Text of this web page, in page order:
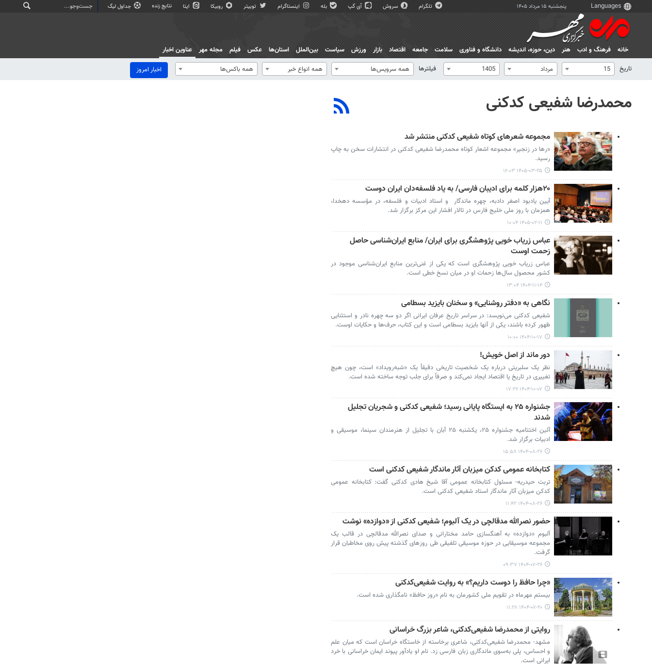
پنجشنبه ۱۵ مرداد ۱۴۰۵ تلگرام سروش آی گپ بله اینستاگرام توییتر روبیکا ایتا نتایج زنده جداول لیگ
خانه فرهنگ و ادب هنر دين، حوزه، انديشه دانشگاه و فناوری سلامت جامعه اقتصاد بازار ورزش سیاست بین‌الملل استان‌ها عکس فیلم مجله مهر
عناوین اخبار
تاریخ
15 مرداد 1405 فیلترها همه سرویس‌ها همه انواع خبر همه باکس‌ها اخبار امروز
محمدرضا شفیعی کدکنی
مجموعه شعرهای کوتاه شفیعی کدکنی منتشر شد
«رها در زنجیر» مجموعه اشعار کوتاه محمدرضا شفیعی کدکنی در انتشارات سخن به چاپ
رسید.
۱۴۰۵-۰۳-۲۵ ۱۶:۰۳
۲۰هزار کلمه برای ادیبان فارسی/ به یاد فلسفه‌دان ایران دوست
آیین یادبود اصغر دادبه، چهره ماندگار و استاد ادبیات و فلسفه، در مؤسسه دهخدا،
همزمان با روز ملی خلیج فارس در تالار افشار این مرکز برگزار شد.
۱۴۰۵-۰۲-۱۱ ۱۰:۰۴
عباس زریاب خویی پژوهشگری برای ایران/ منابع ایران‌شناسی حاصل
زحمت اوست
عباس زریاب خویی پژوهشگری است که یکی از غنی‌ترین منابع ایران‌شناسی موجود در
کشور محصول سال‌ها زحمات او در میان نسخ خطی است.
۱۴۰۴-۱۱-۱۴ ۱۳:۰۴
نگاهی به «دفتر روشنایی» و سخنان بایزید بسطامی
شفیعی کدکنی می‌نویسد: در سراسر تاریخ عرفان ایرانی اگر دو سه چهره نادر و استثنایی
ظهور کرده باشند، یکی از آنها بایزید بسطامی است و این کتاب، حرف‌ها و حکایات اوست.
۱۴۰۴-۱۰-۱۷ ۱۰:۰۰
دور ماند از اصل خویش!
نظر یک سلبریتی درباره یک شخصیت تاریخی دقیقاً یک «شبه‌رویداد» است، چون هیچ
تغییری در تاریخ یا اقتصاد ایجاد نمی‌کند و صرفاً برای جلب توجه ساخته شده است.
۱۴۰۴-۱۰-۰۷ ۱۷:۲۶
جشنواره ۲۵ به ایستگاه پایانی رسید؛ شفیعی کدکنی و شجریان تجلیل
شدند
آئین اختتامیه جشنواره‌ ۲۵، یکشنبه ۲۵ آبان با تجلیل از هنرمندان سینما، موسیقی و
ادبیات برگزار شد.
۱۴۰۴-۰۸-۲۶ ۱۵:۵۸
کتابخانه عمومی کدکن میزبان آثار ماندگار شفیعی کدکنی است
تربت حیدریه- مسئول کتابخانه عمومی آقا شیخ هادی کدکنی گفت: کتابخانه عمومی
کدکن میزبان آثار ماندگار استاد شفیعی کدکنی است.
۱۴۰۴-۰۸-۲۶ ۱۱:۴۲
حضور نصرالله مدقالچی در یک آلبوم؛ شفیعی کدکنی از «دوازده» نوشت
آلبوم «دوازده» به آهنگسازی حامد مختارانی و صدای نصرالله مدقالچی در قالب یک
مجموعه موسیقایی در حوزه موسیقی تلفیقی طی روزهای گذشته پیش روی مخاطبان قرار
گرفت.
۱۴۰۴-۰۷-۲۶ ۰۹:۳۷
«چرا حافظ را دوست داریم؟» به روایت شفیعی‌کدکنی
بیستم مهرماه در تقویم ملی کشورمان به نام «روز حافظ» نامگذاری شده است.
۱۴۰۴-۰۷-۲۰ ۱۱:۲۸
روایتی از محمدرضا شفیعی‌کدکنی، شاعر بزرگ خراسانی
مشهد- محمدرضا شفیعی‌کدکنی، شاعری برخاسته از خاستگاه خراسان است که میان علم
و احساس، پلی به‌سوی ماندگاری زبان فارسی زد. نام او یادآور پیوند ایمان خراسانی با خرد
ایرانی است.